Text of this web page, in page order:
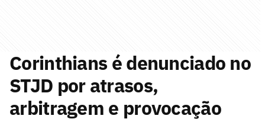
Corinthians é denunciado no
STJD por atrasos,
arbitragem e provocação